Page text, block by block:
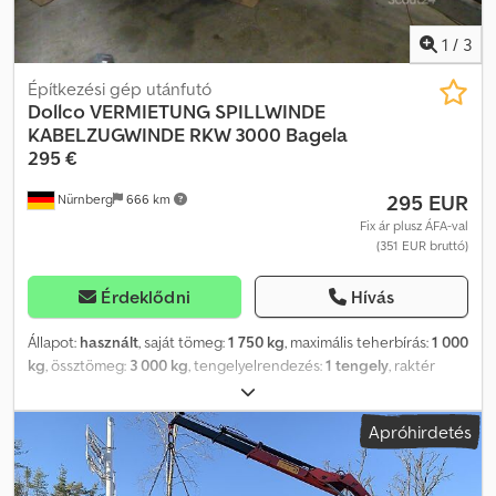
1 / 3
Nürnberg 666 km
Építkezési gép utánfutó
DollcoVERMIETUNG SPILLWINDE
KABELZUGWINDE RKW 3000 Bagela
295 €
295 EUR
Fix ár plusz ÁFA-val
(351 EUR bruttó)
Érdeklődni Hívás
Állapot: használt, saját tömeg:1 750 kg, maximális teherbírás:1 000
kg, össztömeg: 3 000 kg, tengelyelrendezés:1 tengely, raktér
, rakodótér szélesség:
raktérmagasság:1 500 mm, szín:fehér, Gyártási év:2020,
Felszereltség:
utánfutó vonófej, Bérleti díjak – nettó árak, ÁFA
nélkül: Djdpfjin Ia Hsx Alfjck 1 nap: 295 euró 1 hét: 1 060 euró 1
hónap: 2 800 euró Maximális működési idő: 1 nap: maximum 8
Apróhirdetés